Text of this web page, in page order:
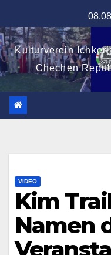
Inhalt
springen
Kulturverein
Chechen
VIDEO
Kim
Namen